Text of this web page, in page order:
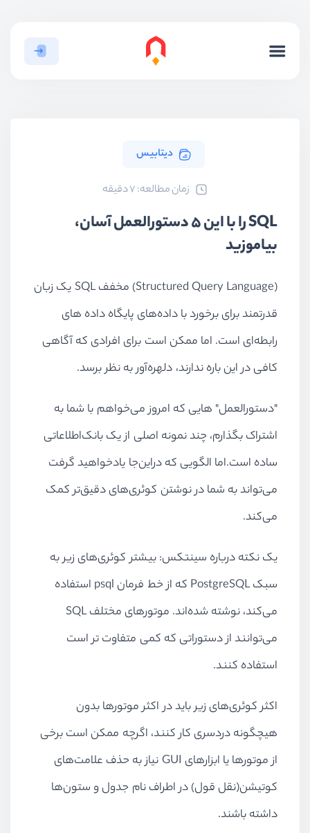
دیتابیس
ﺯﻣﺎﻥ ﻣﻄﺎﻟﻌﻪ: 7 دقیقه
SQL را با این ۵ دستورالعمل آسان،
بیاموزید
(SQL مخفف (Structured Query Language
یک زبان
قدرتمند برای برخورد با داده‌های پایگاه‌ داده های
رابطه‌ای است. اما ممکن است برای افرادی که آگاهی
کافی در این باره ندارند، دلهره‌آور به نظر برسد.
"دستورالعمل" هایی که امروز می‌‌‌‌‌‌خواهم با شما به
اشتراک بگذارم، چند نمونه اصلی از یک بانک‌اطلاعاتی
ساده است.اما الگویی که دراین‌جا یادخواهید گرفت
می‌تواند به شما در نوشتن کوئری‌های دقیق‌تر کمک
می‌کند.
یک نکته درباره سینتکس: بیشتر کوئری‌های زیر به
سبک PostgreSQL که از خط فرمان psql استفاده
می‌کند، نوشته شده‌اند. موتورهای مختلف SQL
می‌توانند از دستوراتی که کمی متفاوت ‌تر است
استفاده کنند.
اکثر کوئری‌های زیر باید در اکثر موتورها بدون
هیچگونه دردسری کار کنند، ‌اگرچه ممکن است برخی
از موتورها یا ابزارهای
نیاز به حذف علامت‌‌های
کوتیشن(نقل قول)در اطراف نام جدول و ستون‌ها
داشته باشند.